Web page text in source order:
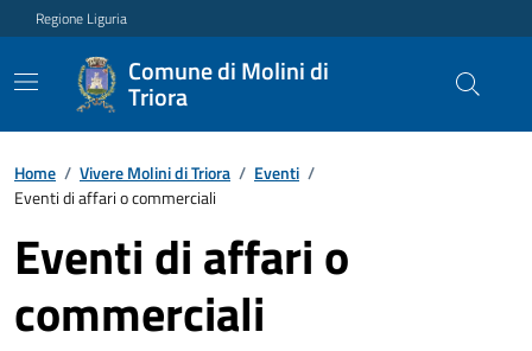
Regione Liguria
Comune di Molini di
Triora
Home / Vivere Molini di Triora / Eventi /
Eventi di affari o commerciali
Eventi di affari o
commerciali